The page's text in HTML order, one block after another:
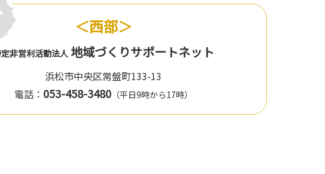
＜西部＞
特定非営利活動法人地域づくりサポートネット
浜松市中央区常盤町133-13
電話： 053-458-3480（平日9時から17時）